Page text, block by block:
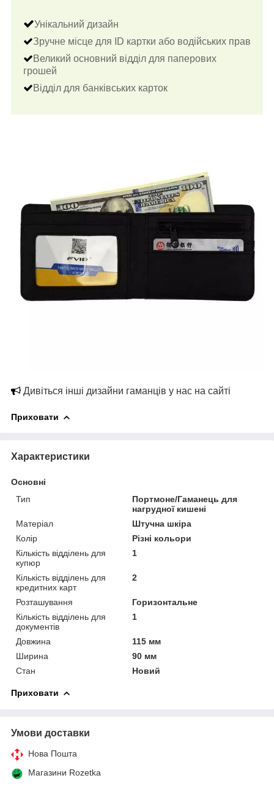
Унікальний дизайн
Зручне місце для ID картки або водійських прав
Великий основний відділ для паперових
грошей
Відділ для банківських карток
Дивіться інші дизайни гаманців у нас на сайті
Приховати
Характеристики
Основні
Тип
Портмоне/Гаманець для
нагрудної кишені
Матеріал
Штучна шкіра
Колір
Різні кольори
Кількість відділень для
купюр
1
Кількість відділень для
кредитних карт
2
Розташування
Горизонтальне
Кількість відділень для
документів
1
Довжина
115 мм
Ширина
90 мм
Стан
Новий
Приховати
Умови доставки
Нова Пошта
Магазини Rozetka